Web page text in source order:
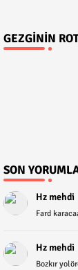
GEZGININ
SON
Hz mehdi
Fard
Hz mehdi
Bozkır